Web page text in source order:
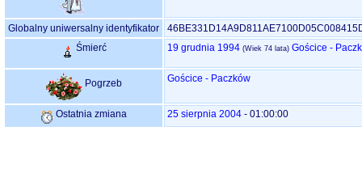
Globalny uniwersalny identyfikator
Śmierć
19 grudnia 1994 ‎(Wiek 74 lata)‎ Gościce -
Pogrzeb Gościce - Paczków
Ostatnia zmiana 25 sierpnia 2004 - 01:00:00